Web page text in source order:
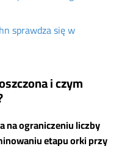
sprawdza się w
i czym
na ograniczeniu liczby
etapu orki przy